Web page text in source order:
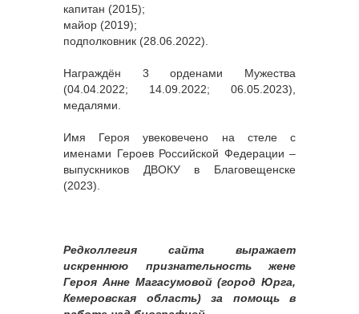
капитан (2015);
майор (2019);
подполковник (28.06.2022).
Награждён 3 орденами Мужества
(04.04.2022; 14.09.2022; 06.05.2023),
медалями.
Имя Героя увековечено на стеле с
именами Героев Российской Федерации –
выпускников ДВОКУ в Благовещенске
(2023).
Редколлегия сайта выражает
искреннюю признательность жене
Героя Анне Магасумовой (город Юрга,
Кемеровская область) за помощь в